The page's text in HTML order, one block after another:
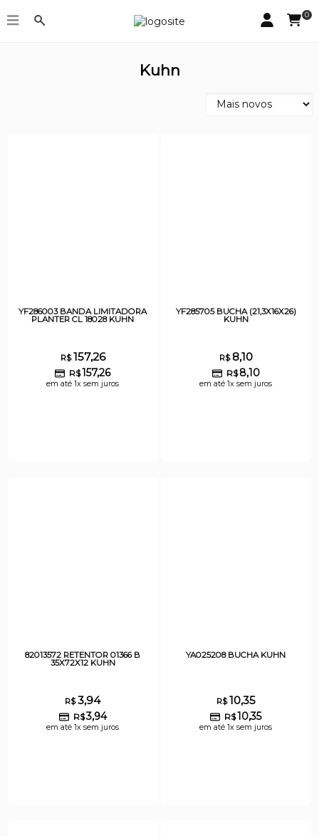
0
Kuhn
YF286003 BANDA LIMITADORA
PLANTER CL 18028 KUHN
R$157,26
R$157,26
em até 1x sem juros
YF285705 BUCHA (21,3X16X26)
KUHN
R$8,10
R$ 8,10
em até 1x sem juros
82013572 RETENTOR 01366 B
35X72X12 KUHN
R$3,94
R$3,94
em até 1x sem juros
YA025208 BUCHA KUHN
R$10,35
R$10,35
em até 1x sem juros